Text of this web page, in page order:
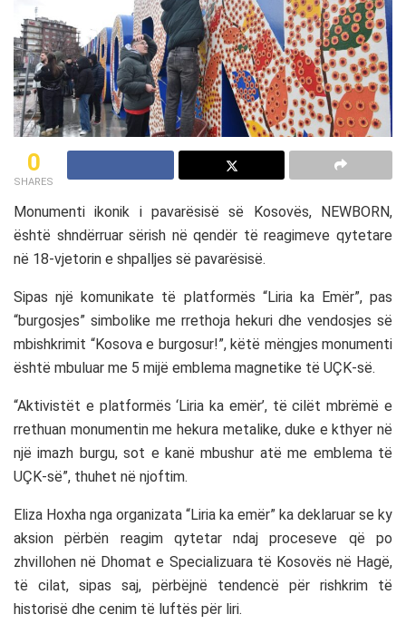
0
SHARES
Monumenti ikonik i pavarësisë së Kosovës, NEWBORN,
është shndërruar sërish në qendër të reagimeve qytetare
në 18-vjetorin e shpalljes së pavarësisë.
Sipas një komunikate të platformës “Liria ka Emër”, pas
“burgosjes” simbolike me rrethoja hekuri dhe vendosjes së
mbishkrimit “Kosova e burgosur!”, këtë mëngjes monumenti
është mbuluar me 5 mijë emblema magnetike të UÇK-së.
“Aktivistët e platformës ‘Liria ka emër’, të cilët mbrëmë e
rrethuan monumentin me hekura metalike, duke e kthyer në
një imazh burgu, sot e kanë mbushur atë me emblema të
UÇK-së”, thuhet në njoftim.
Eliza Hoxha nga organizata “Liria ka emër” ka deklaruar se ky
aksion përbën reagim qytetar ndaj proceseve që po
zhvillohen në Dhomat e Specializuara të Kosovës në Hagë,
të cilat, sipas saj, përbëjnë tendencë për rishkrim të
historisë dhe cenim të luftës për liri.